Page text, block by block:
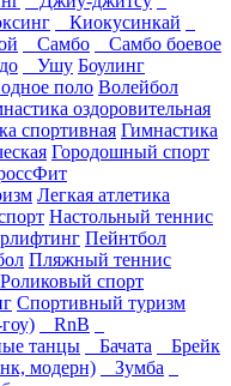
Киокусинкай
Самбо
Самбо боевое
Ушу Боулинг
поло Волейбол
оздоровительная
спортивная Гимнастика
Городошный спорт
Легкая атлетика
Настольный теннис
Пейнтбол
Пляжный теннис
Роликовый спорт
Спортивный туризм
RnB
танцы Бачата
Брейк
модерн)
Зумба